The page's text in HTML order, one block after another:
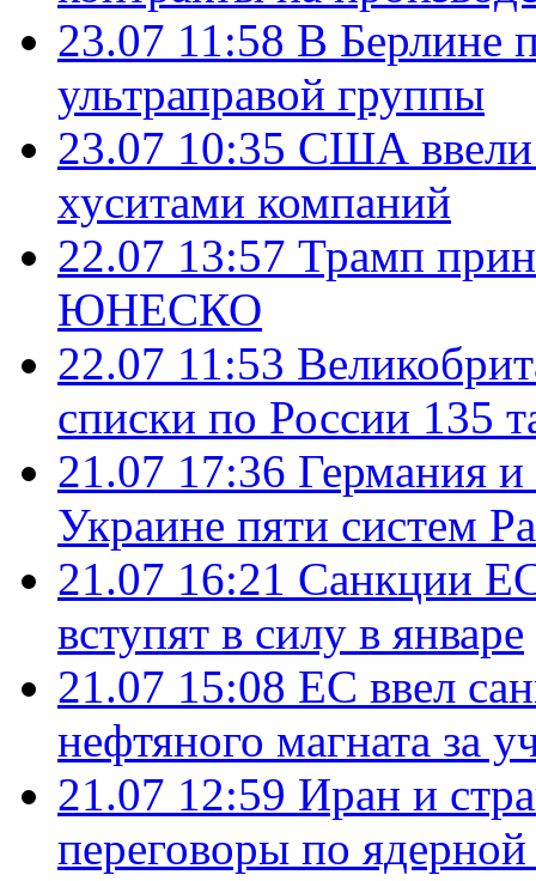
23.07 11:58 В Берлине
ультраправой группы
23.07 10:35 США ввели
хуситами компаний
22.07 13:57 Трамп
ЮНЕСКО
22.07 11:53
списки по России 135
21.07 17:36 Германия
Украине пяти систем
21.07 16:21 Санкции
вступят в силу в январе
21.07 15:08 ЕС ввел
нефтяного магната за
21.07 12:59 Иран и
переговоры по